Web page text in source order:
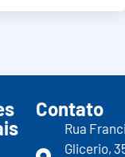
Contato
Rua
Glicerio,